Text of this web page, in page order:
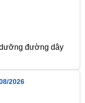
đường dây
2026